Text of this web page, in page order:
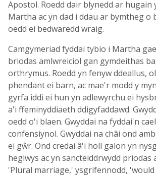
Apostol. Roedd dair blynedd ar hugain
Martha ac yn dad i ddau ar bymtheg o
oedd ei bedwaredd wraig.
Camgymeriad fyddai tybio i Martha
briodas amlwreiciol gan gymdeithas
orthrymus. Roedd yn fenyw ddeallus,
phendant ei barn, ac mae'r modd y
gyrfa iddi ei hun yn adlewyrchu ei
a'i ffeminyddiaeth ddigyfaddawd.
oedd o'i blaen. Gwyddai na fyddai'n
confensiynol. Gwyddai na châi ond
ei gŵr. Ond credai â'i holl galon yn
heglwys ac yn sancteiddrwydd priodas
'Plural marriage,' ysgrifennodd,